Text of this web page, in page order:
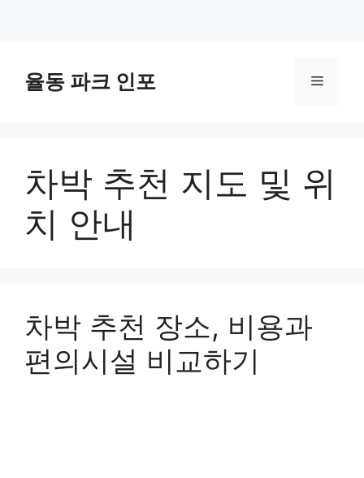
율동 파크 인포 메
차박 추천 지도 및 위
치 안내
차박 추천 장소, 비용과
편의시설 비교하기